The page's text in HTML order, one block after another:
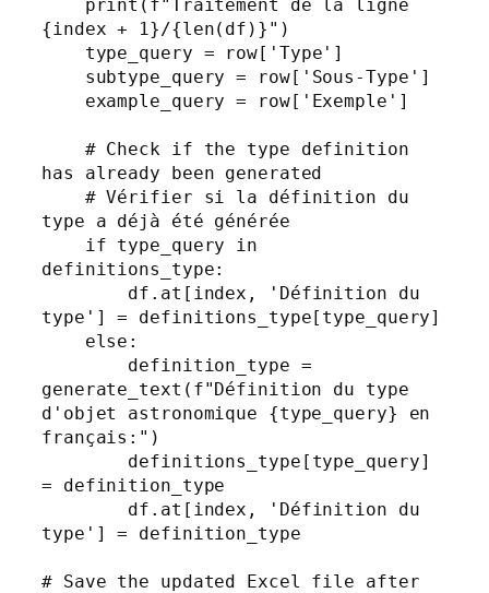
{index + 1}/{len(df)}")
has already been generated
type a déjà été générée
definitions_type:
type'] = definitions_type[type_query]
generate_text(f"Définition du type
d'objet astronomique {type_query} en
français:")
= definition_type
type'] = definition_type
# Save the updated Excel file after